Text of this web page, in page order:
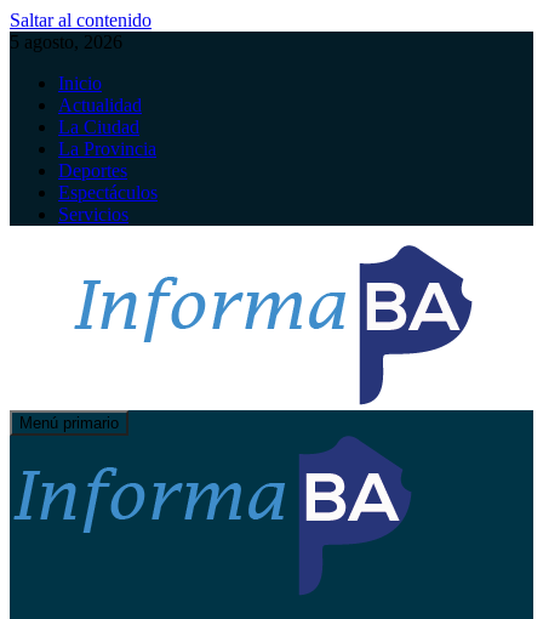
Saltar al contenido
5 agosto, 2026
Inicio
Actualidad
La Ciudad
La Provincia
Deportes
Espectáculos
Servicios
Menú primario